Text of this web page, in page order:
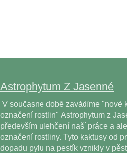
Astrophytum Z Jasenné
V současné době zavádíme "nové
označení rostlin" Astrophytum z
především ulehčení naší práce a
označení rostliny. Tyto kaktusy od
dopadu pylu na pestík vznikly v